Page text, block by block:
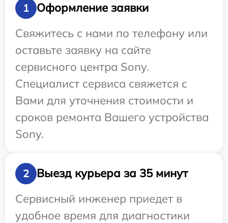
1
Оформление заявки
Свяжитесь с нами по телефону или
оставьте заявку на сайте
сервисного центра Sony.
Специалист сервиса свяжется с
Вами для уточнения стоимости и
сроков ремонта Вашего устройства
Sony.
2
Выезд курьера за 35 минут
Сервисный инженер приедет в
удобное время для диагностики